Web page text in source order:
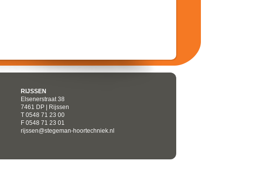
RIJSSEN
Elsenerstraat 38
7461 DP | Rijssen
T 0548 71 23 00
F 0548 71 23 01
rijssen@stegeman-hoortechniek.nl